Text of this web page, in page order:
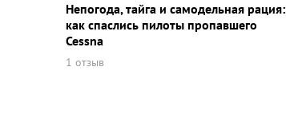
Непогода, тайга и самодельная рация:
как спаслись пилоты пропавшего
Cessna
1 отзыв